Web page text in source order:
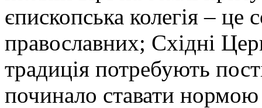
єпископська колегія – це
православних; Східні
традиція потребують
починало ставати